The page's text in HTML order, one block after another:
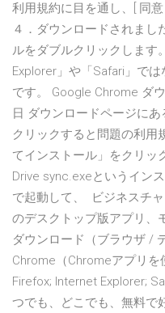
利用規約に目を通し、[ 同
４．ダウンロードされま
ルをダブルクリックします
Explorer」や「Safari」で
です。 Google Chrome ダ
日 ダウンロードページに
クリックすると問題の利用
てインストール」をクリッ
Drive sync.exeというイン
で起動して、 ビジネスチ
のデスクトップ版アプリ、
ダウンロード（ブラウザ /
Chrome（Chromeアプリを
Firefox; Internet Explorer;
つでも、どこでも、無料で